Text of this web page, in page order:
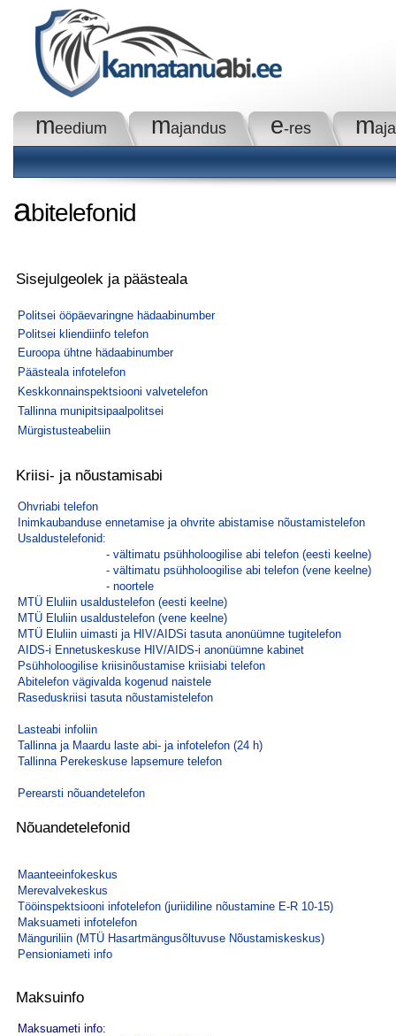
meedium majandus e-res m
abitelefonid
Sisejulgeolek ja päästeala
Politsei ööpäevaringne hädaabinumber
Politsei kliendiinfo telefon
Euroopa ühtne hädaabinumber
Päästeala infotelefon
Keskkonnainspektsiooni valvetelefon
Tallinna munipitsipaalpolitsei
Mürgistusteabeliin
Kriisi- ja nõustamisabi
Ohvriabi telefon
Inimkaubanduse ennetamise ja ohvrite abistamise nõustamistelefon
Usaldustelefonid:
- vältimatu psühholoogilise abi telefon (eesti keelne)
- vältimatu psühholoogilise abi telefon (vene keelne)
- noortele
MTÜ Eluliin usaldustelefon (eesti keelne)
MTÜ Eluliin usaldustelefon (vene keelne)
MTÜ Eluliin uimasti ja HIV/AIDSi tasuta anonüümne tugitelefon
AIDS-i Ennetuskeskuse HIV/AIDS-i anonüümne kabinet
Psühholoogilise kriisinõustamise kriisiabi telefon
Abitelefon vägivalda kogenud naistele
Raseduskriisi tasuta nõustamistelefon
Lasteabi infoliin
Tallinna ja Maardu laste abi- ja infotelefon (24 h)
Tallinna Perekeskuse lapsemure telefon
Perearsti nõuandetelefon
Nõuandetelefonid
Maanteeinfokeskus
Merevalvekeskus
Tööinspektsiooni infotelefon (juriidiline nõustamine E-R 10-15)
Maksuameti infotelefon
Mänguriliin (MTÜ Hasartmängusõltuvuse Nõustamiskeskus)
Pensioniameti info
Maksuinfo
Maksuameti info: